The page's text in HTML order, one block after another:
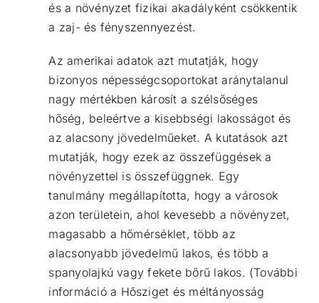
és a növényzet fizikai akadályként csökkentik
a zaj- és fényszennyezést.
Az amerikai adatok azt mutatják, hogy
bizonyos népességcsoportokat aránytalanul
nagy mértékben károsít a szélsőséges
hőség, beleértve a kisebbségi lakosságot és
az alacsony jövedelműeket. A kutatások azt
mutatják, hogy ezek az összefüggések a
növényzettel is összefüggnek. Egy
tanulmány megállapította, hogy a városok
azon területein, ahol kevesebb a növényzet,
magasabb a hőmérséklet, több az
alacsonyabb jövedelmű lakos, és több a
spanyolajkú vagy fekete bőrű lakos. (További
információ a Hősziget és méltányosság